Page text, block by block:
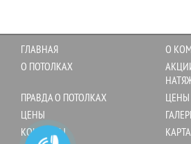
ГЛАВНАЯ
О
О ПОТОЛКАХ
ПРАВДА О ПОТОЛКАХ
ЦЕНЫ
ЦЕНЫ
КОНТАКТЫ